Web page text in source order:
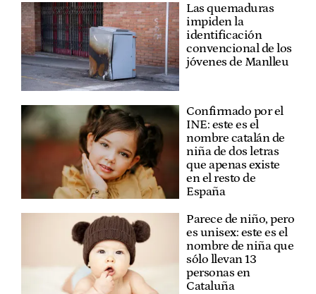
Las quemaduras
impiden la
identificación
convencional de los
jóvenes de Manlleu
Confirmado por el
INE: este es el
nombre catalán de
niña de dos letras
que apenas existe
en el resto de
España
Parece de niño, pero
es unisex: este es el
nombre de niña que
sólo llevan 13
personas en
Cataluña